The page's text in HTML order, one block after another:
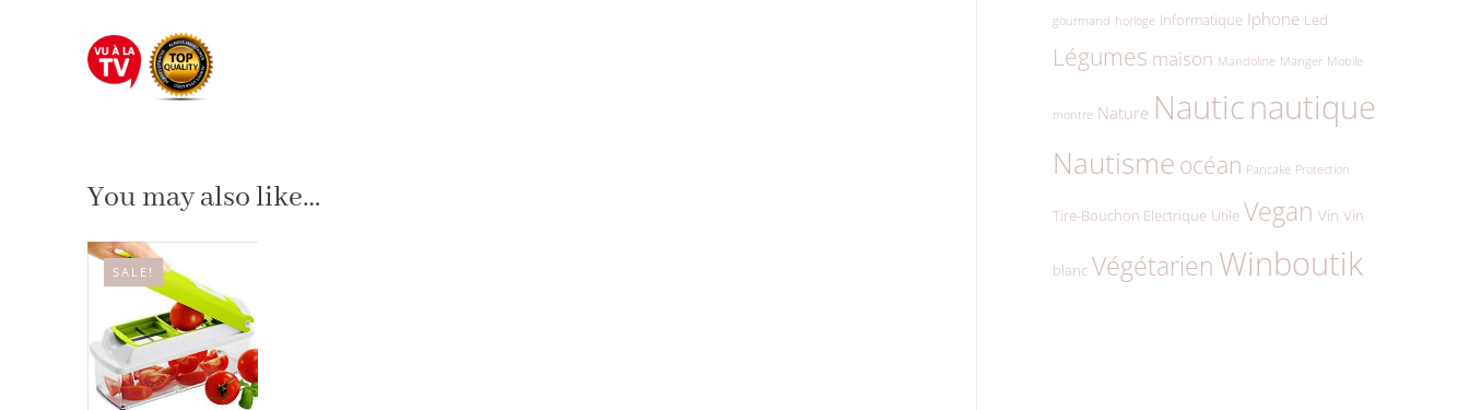
You may also like…
SALE!
gourmand horloge Informatique Iphone Led
Légumes maison Mandoline Manger Mobile
montre Nature Nauticnautique
Nautisme océan Pancake Protection
Tire-Bouchon Electrique Utile Vegan Vin Vin
blanc Végétarien Winboutik